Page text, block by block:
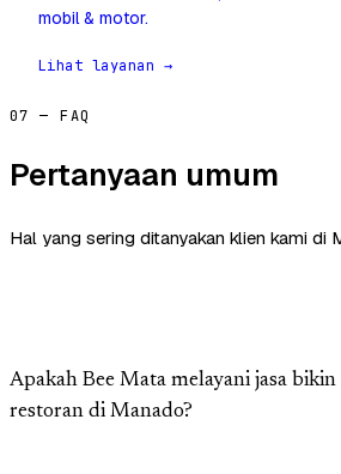
mobil & motor.
Lihat layanan →
07 — FAQ
Pertanyaan umum
Hal yang sering ditanyakan klien kami di
Apakah Bee Mata melayani jasa bikin
restoran di Manado?